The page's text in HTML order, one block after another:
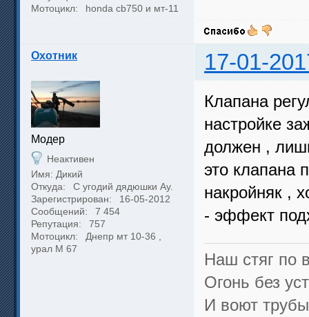
Мотоцикл:
honda cb750 и мт-11
Охотник 17-01-
Модер
Неактивен
Имя: Дикий
Откуда:
С угодий дядюшки Ау.
Зарегистрирован:
16-05-2012
Сообщений:
7 454
Репутация:
757
Мотоцикл:
Днепр мт 10-36 ,
урал М 67
Клапана
настройке
должен ,
это клапана
накройняк ,
- эффект
Наш стяг по
Огонь без
И воют